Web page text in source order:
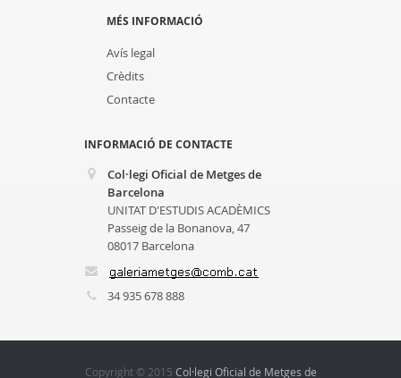
MÉS INFORMACIÓ
Avís legal
Crèdits
Contacte
INFORMACIÓ DE CONTACTE
Col·legi Oficial de Metges de
Barcelona
UNITAT D'ESTUDIS ACADÈMICS
Passeig de la Bonanova, 47
08017 Barcelona
34 935 678 888
Copyright © 2015 Col·legi Oficial de Metges de